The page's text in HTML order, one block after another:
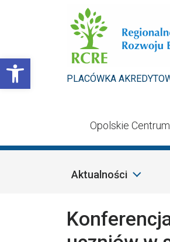
Otwórz pasek
PLACÓWKA
Opolskie
Aktualności